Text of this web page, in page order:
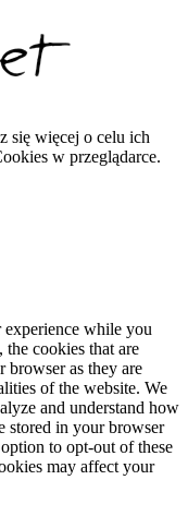
się więcej o celu ich
w przeglądarce.
while you
cookies that are
browser as they are
of the website. We
and understand how
stored in your browser
to opt-out of these
may affect your